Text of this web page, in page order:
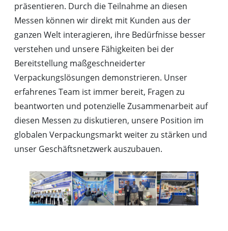
präsentieren. Durch die Teilnahme an diesen
Messen können wir direkt mit Kunden aus der
ganzen Welt interagieren, ihre Bedürfnisse besser
verstehen und unsere Fähigkeiten bei der
Bereitstellung maßgeschneiderter
Verpackungslösungen demonstrieren. Unser
erfahrenes Team ist immer bereit, Fragen zu
beantworten und potenzielle Zusammenarbeit auf
diesen Messen zu diskutieren, unsere Position im
globalen Verpackungsmarkt weiter zu stärken und
unser Geschäftsnetzwerk auszubauen.